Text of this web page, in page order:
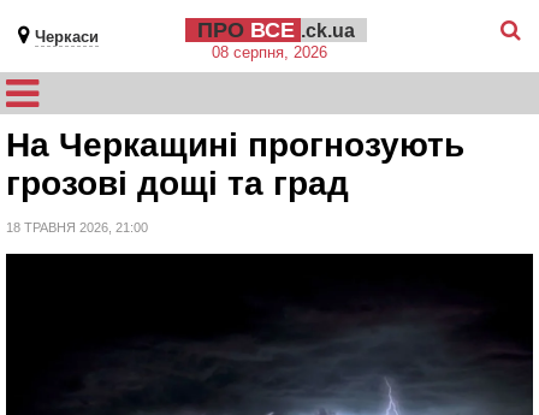
Черкаси ПРО ВСЕ .ck.ua
08 серпня, 2026
На Черкащині прогнозують
грозові дощі та град
18 ТРАВНЯ 2026, 21:00